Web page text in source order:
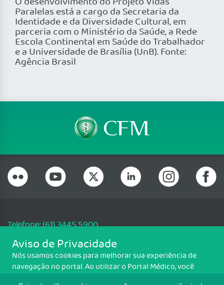
Paralelas está a cargo da Secretaria da
Identidade e da Diversidade Cultural, em
parceria com o Ministério da Saúde, a Rede
Escola Continental em Saúde do Trabalhador
e a Universidade de Brasília (UnB). Fonte:
Agência Brasil
Telefone: (61) 3445 5900
Email: cfm@portalmedico.org.br
SGAS 616, Conjunto D, Lote 115, L2 Sul, Brasília/DF - CEP: 70200-760 -
CNPJ: 33.583.550/0001-30
Aviso de Privacidade
Nós usamos cookies para melhorar sua experiência de
navegação no portal. Ao utilizar o Portal Médico, você